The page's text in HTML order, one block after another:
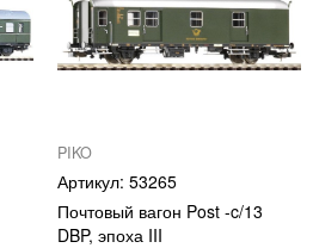
PIKO
53265
Почтовый вагон Post -c/13
DBP, эпоха III